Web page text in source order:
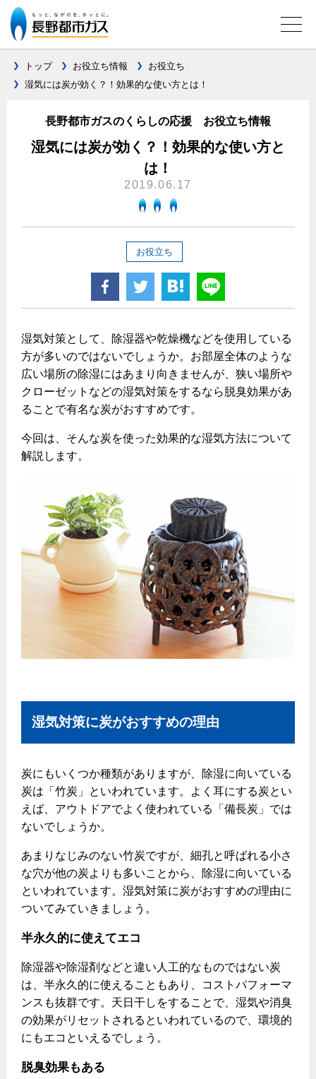
料金メニュー
料金表
ご請求とお支払いについて
クレジットカードによるお支払い
払込書による窓口でのお支払い
検針について
原料費調整制度について
こんなときは
ガスくさいとき・警報器が鳴ったとき
ガスメーターの復帰方法
ガス器具が故障したとき
地震のとき
ガス給湯器・風呂釜の凍結予防方法
故障診断
ガス工事について
ガス工事に関する約款・委託要件・内管工事見積単価表
道路・敷地内で工事をされる皆さまへ
ガスを安全にお使いいただくために
安全対策
ガスメーターの役割と安全機能
古くなったガス管の交換のおすすめ
正しい接続で安全に
長期使用製品安全点検制度について
換気と給排気設備の注意点
冬季の注意
保安体制
保安体制について
ガス設備安全点検について
各種手続き
設備別に比較する
ガスコンロとIHクッキングヒーターの比較
ガス給湯器とエコキュートの比較
快適性
経済性
ライフスタイルの変化に対応するエコジョーズ
経済性、環境性、創エネ
ライフステージ別に比較する
20代
30代
40代～50代
プロパンガスから都市ガスへの切り替え
都市ガス切り替えのメリット
都市ガス切り替え事例
最新ガスコンロの実力
レンジフード
レンジフード
オーブン・炊飯器
警報器
エコジョーズ
浴室暖房乾燥機・脱衣室
リビング
ガスファンヒーター
ガス温水床暖房・ルームヒーター
バスルームをリフォーム
サニタリーをリフォーム
リフォーム事例紹介
3つのあんしん宣言
テレビCM
スタッフ
補助金について
リフォームのお知らせ
ショールーム
リフォームについてのお問い合わせ
長野都市ガスのでんきのポイント
電気料金 長野都市ガスでんきプラン
都市ガスでんき 従量電灯Ｂ
都市ガスでんき 従量電灯Ｃ
都市ガスでんき 低圧電力
電気料金の計算について
ご請求とお支払い
約款
電気料金のシミュレーション
ご契約・お手続き
お申込み
停電時の対応
よくあるご質問
Chef Ropia's JOYFUL CUISINE
食育活動について
エコ・クッキング
法人のお客様へ
ホーム お知らせ
お問合わせ・資料請求 ショールーム
情報誌
採用情報
トップ お役立ち情報
お役立ち
湿気には炭が効く？！効果的な使い方とは！
長野都市ガスのくらしの応援 お役立ち情報
湿気には炭が効く？！効果的な使い方と
は！
2019.06.17
お役立ち
湿気対策として、除湿器や乾燥機などを使用している
方が多いのではないでしょうか。お部屋全体のような
広い場所の除湿にはあまり向きませんが、狭い場所や
クローゼットなどの湿気対策をするなら脱臭効果があ
ることで有名な炭がおすすめです。
今回は、そんな炭を使った効果的な湿気方法について
解説します。
湿気対策に炭がおすすめの理由
炭にもいくつか種類がありますが、除湿に向いている
炭は「竹炭」といわれています。よく耳にする炭とい
えば、アウトドアでよく使われている「備長炭」では
ないでしょうか。
あまりなじみのない竹炭ですが、細孔と呼ばれる小さ
な穴が他の炭よりも多いことから、除湿に向いている
といわれています。湿気対策に炭がおすすめの理由に
ついてみていきましょう。
半永久的に使えてエコ
除湿器や除湿剤などと違い人工的なものではない炭
は、半永久的に使えることもあり、コストパフォーマ
ンスも抜群です。天日干しをすることで、湿気や消臭
の効果がリセットされるといわれているので、環境的
にもエコといえるでしょう。
脱臭効果もある